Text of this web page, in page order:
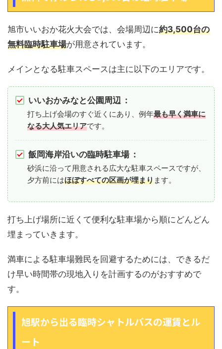
旭市いいおか花火大会では、会場周辺に約3,500台の
無料臨時駐車場が用意されています。
メインとなる駐車スペースは主に以下のエリアです。
いいおかみなと公園周辺 ：
打ち上げ会場のすぐ近くにあり、例年最も早く満車に
なる大人気エリアです。
飯岡海岸沿いの臨時駐車場 ：
砂浜に沿って用意される広大な駐車スペースですが、
夕方前にはほぼすべての区画が埋まります。
打ち上げ場所に近くて便利な駐車場から順にどんどん
埋まっていきます。
満車による駐車場難民を回避するためには、できるだ
け早い時間帯の現地入りを計画するのがおすすめで
す。
旭駅から出る臨時シャトルバスの運賃とル
ート